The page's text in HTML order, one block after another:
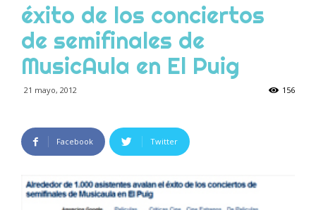
éxito de los conciertos
de semifinales de
MusicAula en El Puig
21 mayo, 2012 156
Facebook Twitter